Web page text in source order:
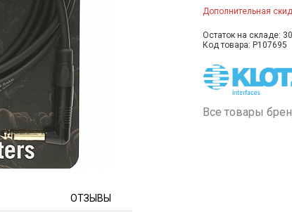
ОТЗЫВЫ
Дополнительная
Остаток на складе:
Код товара: P107695
Все товары